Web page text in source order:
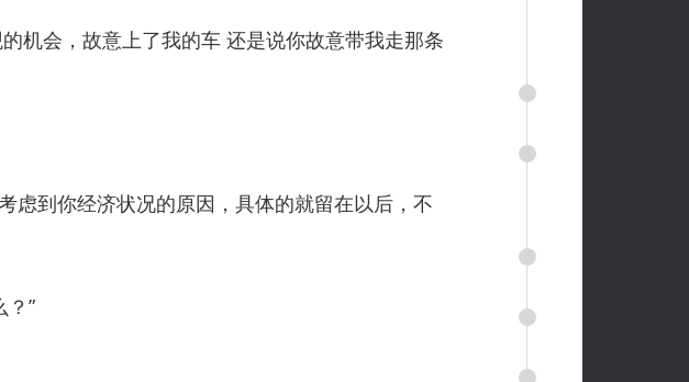
会，故意上了我的车 还是说你故意带我走那条
到你经济状况的原因，具体的就留在以后，不
”